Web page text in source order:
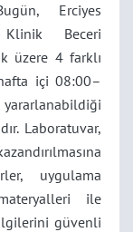
Erciyes
Beceri
üzere 4 farklı
içi 08:00–
Laboratuvar,
uygulama
ile
güvenli